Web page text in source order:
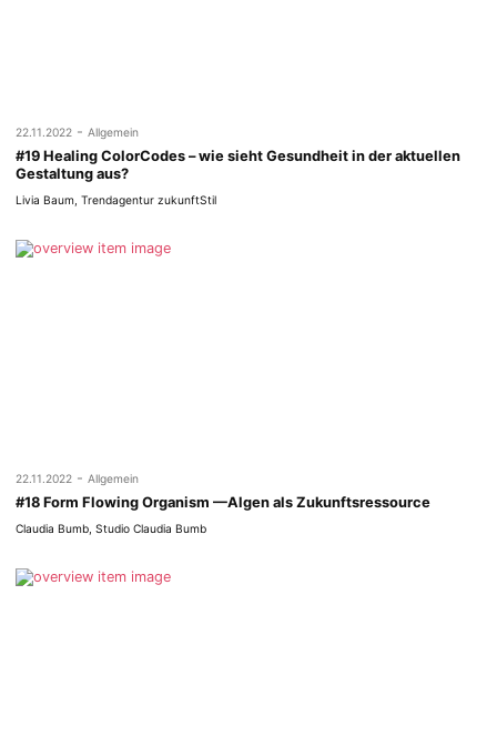
22.11.2022 - Allgemein
#19 Healing ColorCodes – wie sieht Gesundheit in der aktuellen
Gestaltung aus?
Livia Baum, Trendagentur zukunftStil
22.11.2022 - Allgemein
#18 Form Flowing Organism —Algen als Zukunftsressource
Claudia Bumb, Studio Claudia Bumb